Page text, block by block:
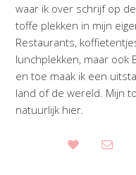
waar ik over schrijf op
toffe plekken in mijn
Restaurants,
lunchplekken, maar ook
en toe maak ik een
land of de wereld. Mijn
natuurlijk hier.